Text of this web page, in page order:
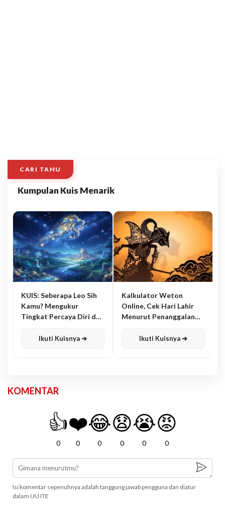
CARI TAHU
Kumpulan Kuis Menarik
KUIS: Seberapa Leo Sih
Kamu? Mengukur
Tingkat Percaya Diri dan
Ikuti Kuisnya ➔
Kalkulator Weton
Online, Cek Hari Lahir
Menurut Penanggalan
Ikuti Kuisnya ➔
KOMENTAR
👍
0
❤️
0
😂
0
😧
0
😭
0
😡
0
Isi komentar sepenuhnya adalah tanggung jawab pengguna dan diatur
dalam UU ITE